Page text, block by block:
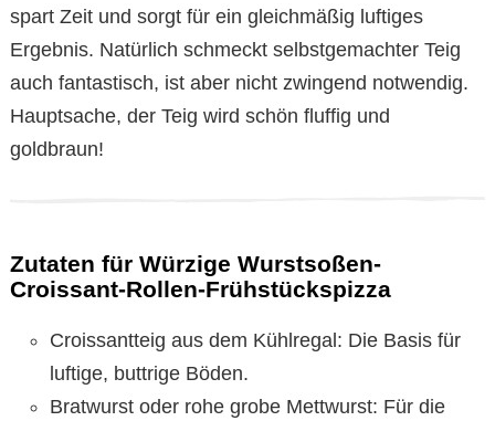
spart Zeit und sorgt für ein gleichmäßig luftiges
Ergebnis. Natürlich schmeckt selbstgemachter Teig
auch fantastisch, ist aber nicht zwingend notwendig.
Hauptsache, der Teig wird schön fluffig und
goldbraun!
Zutaten für Würzige Wurstsoßen-
Croissant-Rollen-Frühstückspizza
Croissantteig aus dem Kühlregal: Die Basis für
luftige, buttrige Böden.
Bratwurst oder rohe grobe Mettwurst: Für die